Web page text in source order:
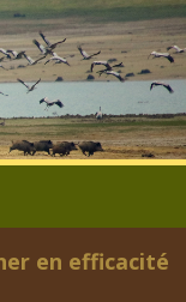
en efficacité